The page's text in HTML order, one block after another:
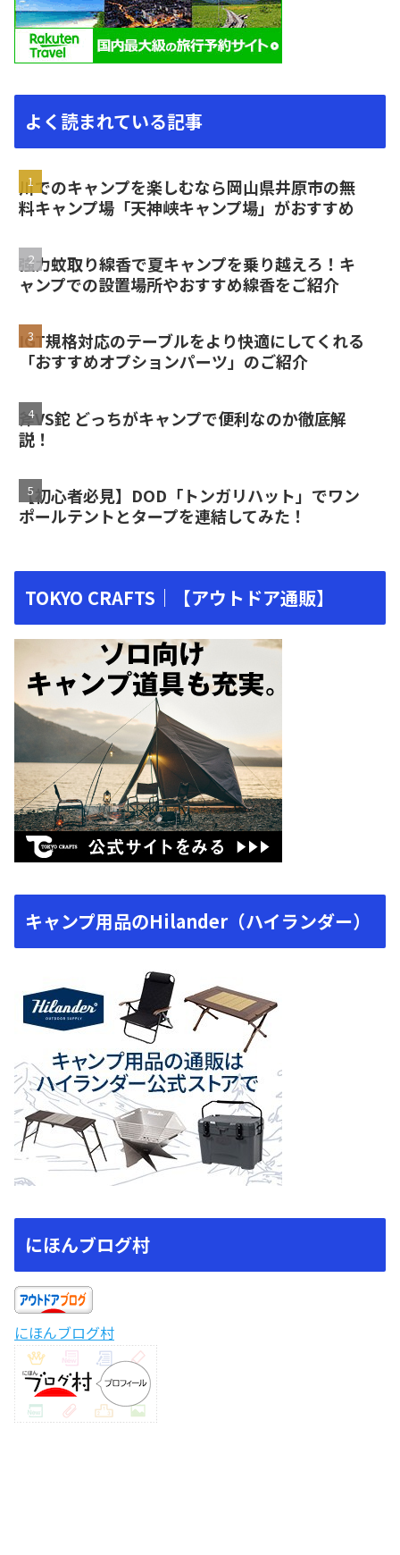
よく読まれている記事
川でのキャンプを楽しむなら岡山県井原市の無
料キャンプ場「天神峡キャンプ場」がおすすめ
強力蚊取り線香で夏キャンプを乗り越えろ！キ
ャンプでの設置場所やおすすめ線香をご紹介
IGT規格対応のテーブルをより快適にしてくれる
「おすすめオプションパーツ」のご紹介
斧VS鉈 どっちがキャンプで便利なのか徹底解
説！
【初心者必見】DOD「トンガリハット」でワン
ポールテントとタープを連結してみた！
TOKYO CRAFTS｜【アウトドア通販】
キャンプ用品のHilander（ハイランダー）
にほんブログ村
にほんブログ村